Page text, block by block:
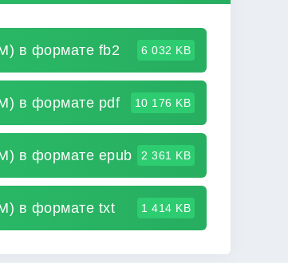
в формате fb2 6 032 KB
в формате pdf 10 176 KB
в формате epub 2 361 KB
в формате txt 1 414 KB